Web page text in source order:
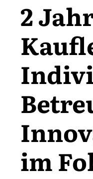
Kontakt
2
im